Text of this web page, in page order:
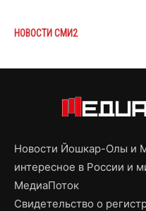
НОВОСТИ СМИ2
Новости Йошкар-Олы и
интересное в России и
МедиаПоток
Свидетельство о